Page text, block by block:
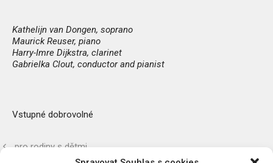
Kathelijn van Dongen, soprano
Maurick Reuser, piano
Harry-Imre Dijkstra, clarinet
Gabrielka Clout, conductor and pianist
Vstupné dobrovolné
pro rodiny s dětmi